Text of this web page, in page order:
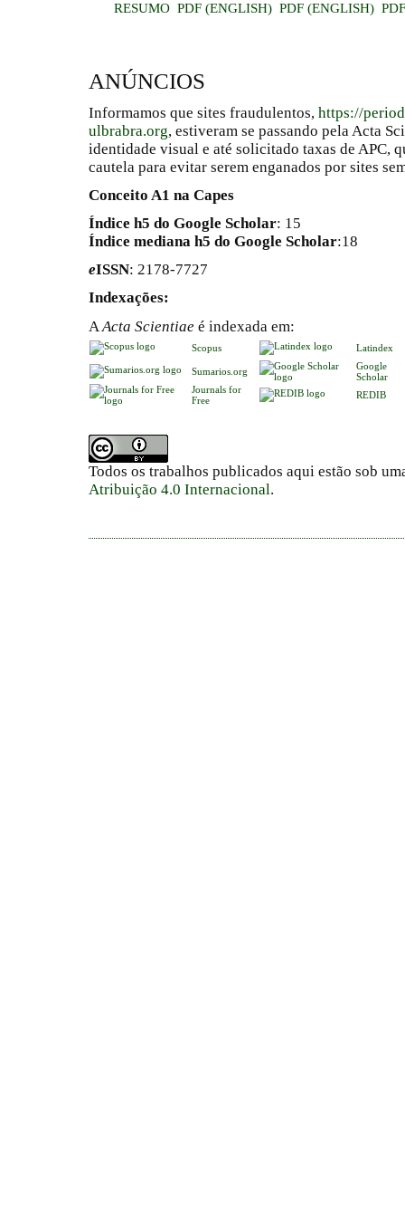
RESUMO PDF (ENGLISH) PDF (ENGLISH) PDF
ANÚNCIOS
Informamos que sites fraudulentos, https://
ulbrabra.org, estiveram se passando pela Acta
identidade visual e até solicitado taxas de APC,
cautela para evitar serem enganados por sites
Conceito A1 na Capes
Índice h5 do Google Scholar: 15
Índice mediana h5 do Google Scholar:18
eISSN: 2178-7727
Indexações:
A Acta Scientiae é indexada em:
Scopus Latindex
Sumarios.org
Google
Scholar
Journals for
Free
REDIB
Todos os trabalhos publicados aqui estão sob
Atribuição 4.0 Internacional.